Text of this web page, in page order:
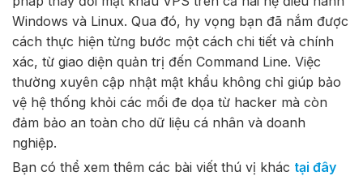
Windows và Linux. Qua đó, hy vọng bạn đã nắm được
cách thực hiện từng bước một cách chi tiết và chính
xác, từ giao diện quản trị đến Command Line. Việc
thường xuyên cập nhật mật khẩu không chỉ giúp bảo
vệ hệ thống khỏi các mối đe dọa từ hacker mà còn
đảm bảo an toàn cho dữ liệu cá nhân và doanh
nghiệp.
Bạn có thể xem thêm các bài viết thú vị khác tại đây